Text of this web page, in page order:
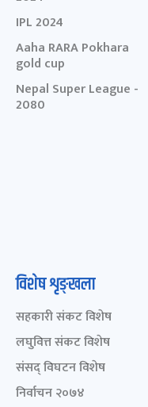
IPL 2024
Aaha RARA Pokhara
gold cup
Nepal Super League -
2080
विशेष शृङ्खला
सहकारी संकट विशेष
लघुवित्त संकट विशेष
संसद् विघटन विशेष
निर्वाचन २०७४